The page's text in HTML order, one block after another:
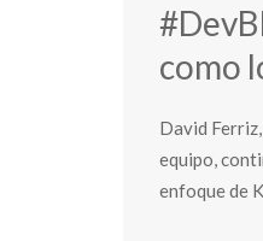
como
David
equipo,
enfoque de